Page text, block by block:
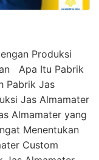
Produksi
Apa Itu Pabrik
Pabrik Jas
Jas Almamater
Almamater yang
Menentukan
Custom